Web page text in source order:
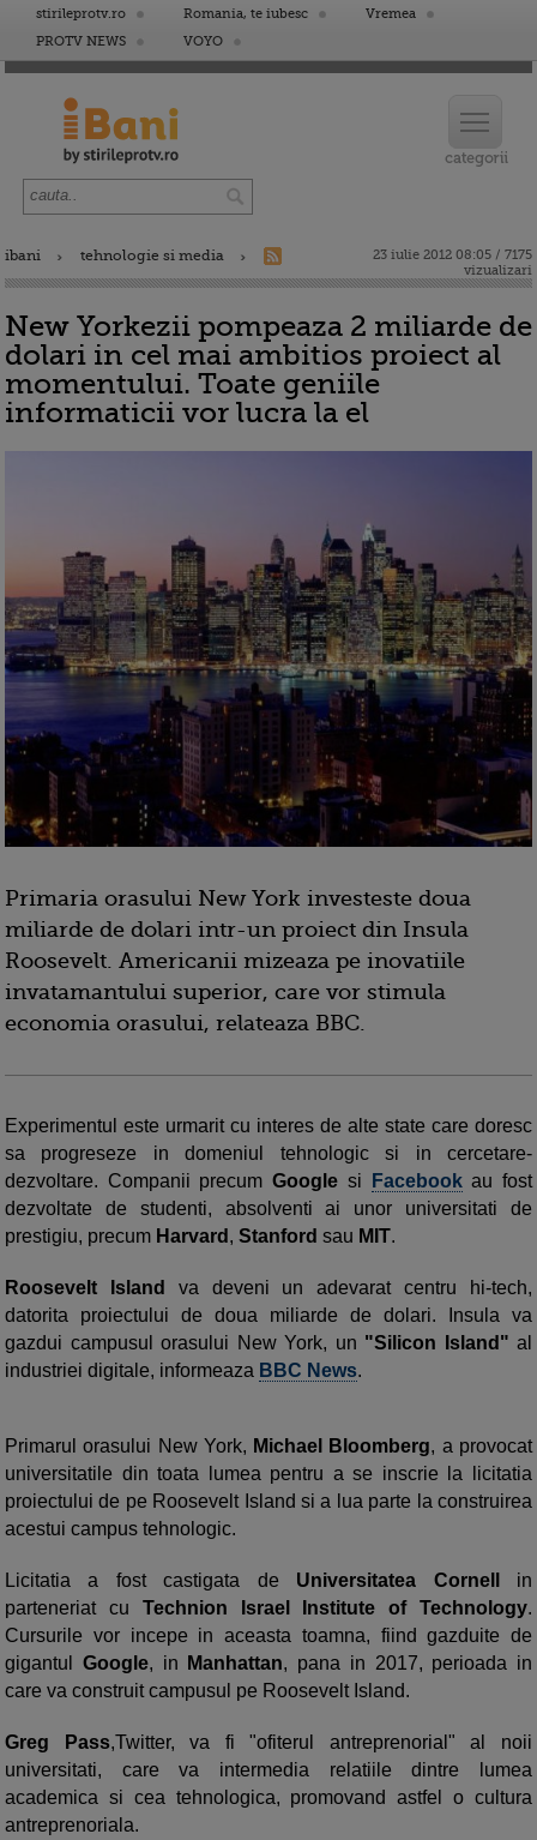
stirileprotv.ro Romania, te iubesc
Vremea
PROTV NEWS
VOYO
ibani tehnologie si media
23 iulie 2012 08:05 / 7175
vizualizari
New Yorkezii pompeaza 2 miliarde de
dolari in cel mai ambitios proiect al
momentului. Toate geniile
informaticii vor lucra la el
Primaria orasului New York investeste doua
miliarde de dolari intr-un proiect din Insula
Roosevelt. Americanii mizeaza pe inovatiile
invatamantului superior, care vor stimula
economia orasului, relateaza BBC.
Experimentul este urmarit cu interes de alte state care doresc
sa progreseze in domeniul tehnologic si in cercetare-
dezvoltare. Companii precumGoogle si Facebook au fost
dezvoltate de studenti, absolventi ai unor universitati de
prestigiu, precum Harvard , Stanford sau MIT.
Roosevelt Island
va deveni un adevarat centru hi-tech,
datorita proiectului de doua miliarde de dolari. Insula va
gazdui campusul orasului New York, un "Silicon Island" al
industriei digitale, informeaza BBC News.
Primarul orasului New York, Michael Bloomberg, a provocat
universitatile din toata lumea pentru a se inscrie la licitatia
proiectului de pe Roosevelt Island si a lua parte la construirea
acestui campus tehnologic.
Licitatia a fost castigata de Universitatea Cornell in
parteneriat cu Technion Israel Institute of Technology.
Cursurile vor incepe in aceasta toamna, fiind gazduite de
gigantul Google, in Manhattan, pana in 2017, perioada in
care va construit campusul pe Roosevelt Island.
Greg Pass,Twitter, va fi "ofiterul antreprenorial" al noii
universitati, care va intermedia relatiile dintre lumea
academica si cea tehnologica, promovand astfel o cultura
antreprenoriala.